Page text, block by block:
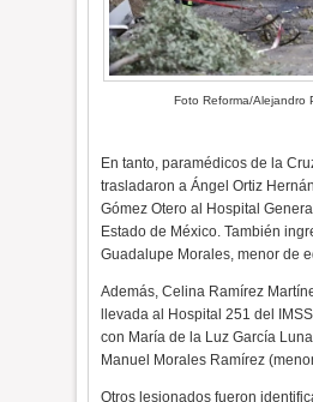
Foto Reforma/Alejandro
En tanto, paramédicos de la
trasladaron a Ángel Ortiz
Gómez Otero al Hospital
Estado de México. También
Guadalupe Morales, menor de
Además,Celina Ramírez
llevada al Hospital 251 del
con María de la Luz García
Manuel Morales Ramírez
Otros lesionados fueron